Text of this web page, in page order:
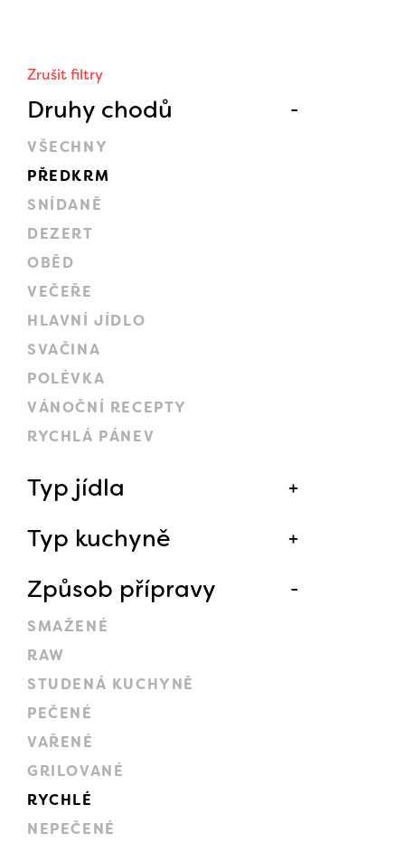
Zrušit filtry
Druhy chodů
VŠECHNY
PŘEDKRM
SNÍDANĚ
DEZERT
OBĚD
VEČEŘE
HLAVNÍ JÍDLO
SVAČINA
POLÉVKA
VÁNOČNÍ RECEPTY
RYCHLÁ PÁNEV
Typ jídla
Typ kuchyně
Způsob přípravy
SMAŽENÉ
RAW
STUDENÁ KUCHYNĚ
PEČENÉ
VAŘENÉ
GRILOVANÉ
RYCHLÉ
NEPEČENÉ